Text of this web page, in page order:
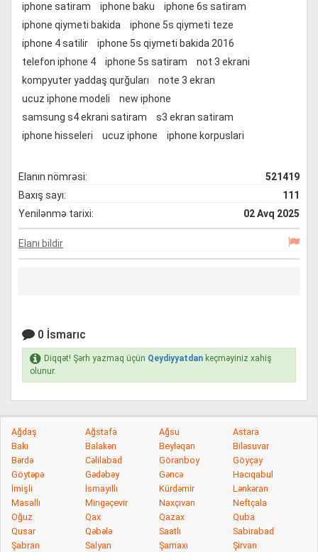
iphone satiram
iphone baku
iphone 6s satiram
iphone qiymeti bakida
iphone 5s qiymeti teze
iphone 4 satilir
iphone 5s qiymeti bakida 2016
telefon iphone 4
iphone 5s satiram
not 3 ekrani
kompyuter yaddaş qurğuları
note 3 ekran
ucuz iphone modeli
new iphone
samsung s4 ekrani satiram
s3 ekran satiram
iphone hisseleri
ucuz iphone iphone korpuslari
Elanın nömrəsi:
521419
Baxış sayı:
111
Yenilənmə tarixi:
02 Avq 2025
Elanı bildir
0 İsmarıc
Diqqət! Şərh yazmaq üçün Qeydiyyatdan keçməyiniz xahiş
olunur.
Ağdaş Ağstafa Ağsu
Astara
Bakı
Balakən Beyləqan
Biləsuvar
Bərdə
Cəlilabad Göranboy
Göyçay
Göytəpə
Gədəbəy Gəncə
Hacıqabul
İmişli
İsmayıllı Kürdəmir
Lənkəran
Masallı
Mingəçevir Naxçıvan
Neftçala
Oğuz
Qax Qazax
Quba
Qusar
Qəbələ Saatlı
Sabirabad
Şabran
Salyan Şamaxı Şirvan